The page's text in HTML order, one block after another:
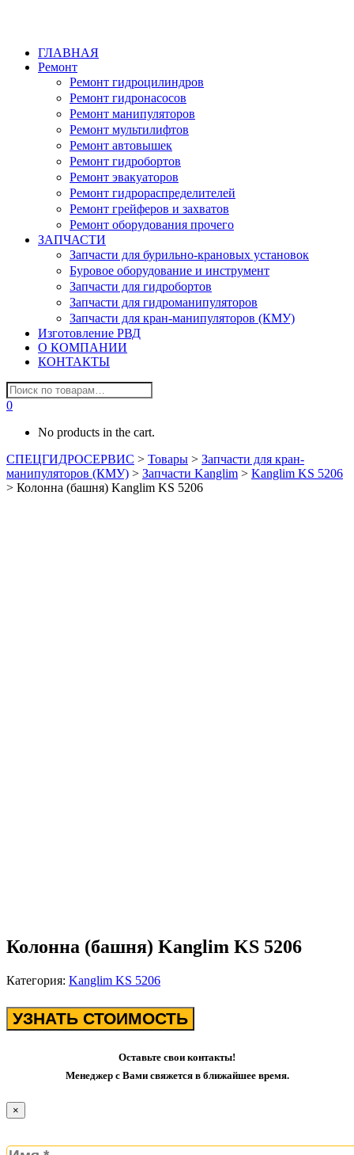
ГЛАВНАЯ
Ремонт
Ремонт гидроцилиндров
Ремонт гидронасосов
Ремонт манипуляторов
Ремонт мультилифтов
Ремонт автовышек
Ремонт гидробортов
Ремонт эвакуаторов
Ремонт гидрораспределителей
Ремонт грейферов и захватов
Ремонт оборудования прочего
ЗАПЧАСТИ
Запчасти для бурильно-крановых установок
Буровое оборудование и инструмент
Запчасти для гидробортов
Запчасти для гидроманипуляторов
Запчасти для кран-манипуляторов (КМУ)
Изготовление РВД
О КОМПАНИИ
КОНТАКТЫ
0
No products in the cart.
СПЕЦГИДРОСЕРВИС > Товары > Запчасти для кран-
манипуляторов (КМУ) > Запчасти Kanglim > Kanglim KS 5206
> Колонна (башня) Kanglim KS 5206
Колонна (башня) Kanglim KS 5206
Категория: Kanglim KS 5206
УЗНАТЬ СТОИМОСТЬ
Оставьте свои контакты!
Менеджер с Вами свяжется в ближайшее время.
×